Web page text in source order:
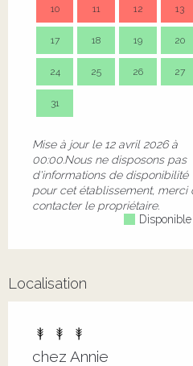
10 11 12 13
17 18 19 20
24 25 26 27
31
Mise à jour le12 avril 2026 à
00:00.Nous ne disposons pas
d'informations de disponibilité
pour cet établissement, merci
contacter le propriétaire.
Disponible
Localisation
chez Annie